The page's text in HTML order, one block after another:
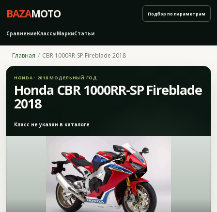
BAZAMOTO
СравнениеКлассыМаркиСтатьи
Подбор по параметрам
Главная CBR 1000RR-SP Fireblade 2018
HONDA · 2018 МОДЕЛЬНЫЙ ГОД
Honda CBR 1000RR-SP Fireblade
2018
Класс не указан в каталоге